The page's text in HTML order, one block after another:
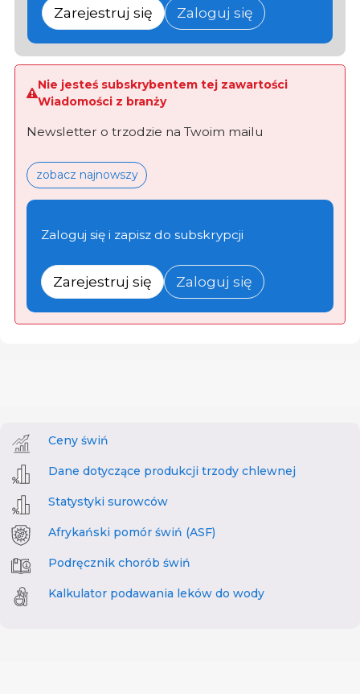
Zarejestruj się Zaloguj się
Nie jesteś subskrybentem tej zawartości
Wiadomości z branży
Newsletter o trzodzie na Twoim mailu
zobacz najnowszy
Zaloguj się i zapisz do subskrypcji
Zarejestruj się Zaloguj się
Ceny świń
Dane dotyczące produkcji trzody chlewnej
Statystyki surowców
Afrykański pomór świń (ASF)
Podręcznik chorób świń
Kalkulator podawania leków do wody